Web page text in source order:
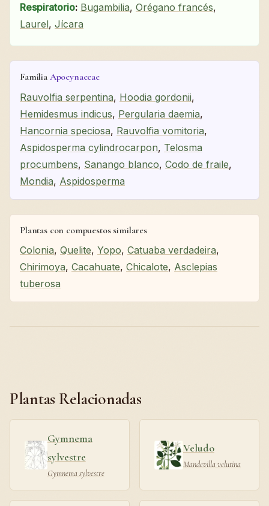
Respiratorio: Bugambilia, Orégano francés,
Laurel, Jícara
Familia Apocynaceae
Rauvolfia serpentina, Hoodia gordonii,
Hemidesmus indicus, Pergularia daemia,
Hancornia speciosa, Rauvolfia vomitoria,
Aspidosperma cylindrocarpon, Telosma
procumbens, Sanango blanco, Codo de fraile,
Mondia, Aspidosperma
Plantas con compuestos similares
Colonia, Quelite, Yopo, Catuaba verdadeira,
Chirimoya, Cacahuate, Chicalote, Asclepias
tuberosa
Plantas Relacionadas
Gymnema
sylvestre
Gymnema sylvestre
Veludo
Mandevilla velutina